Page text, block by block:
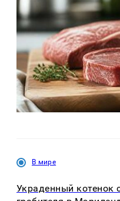
В мире
Украденный котенок